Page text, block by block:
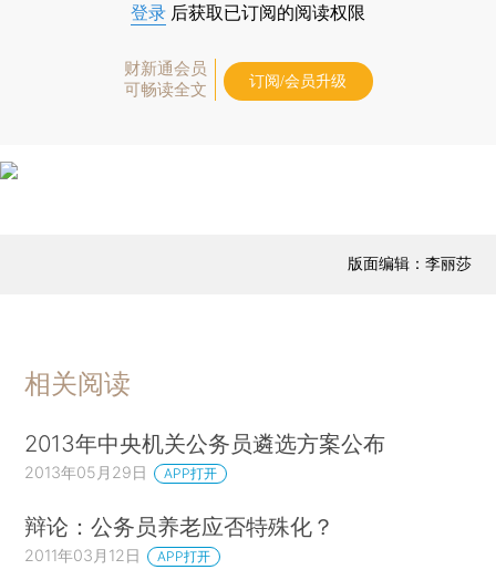
登录 后获取已订阅的阅读权限
财新通会员
可畅读全文
订阅/会员升级
版面编辑：李丽莎
相关阅读
2013年中央机关公务员遴选方案公布
2013年05月29日 APP打开
辩论：公务员养老应否特殊化？
2011年03月12日 APP打开